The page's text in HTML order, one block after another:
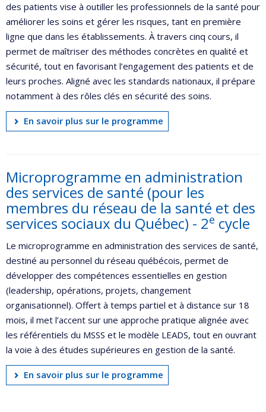
des patients vise à outiller les professionnels de la santé pour
améliorer les soins et gérer les risques, tant en première
ligne que dans les établissements. À travers cinq cours, il
permet de maîtriser des méthodes concrètes en qualité et
sécurité, tout en favorisant l’engagement des patients et de
leurs proches. Aligné avec les standards nationaux, il prépare
notamment à des rôles clés en sécurité des soins.
En savoir plus sur le programme
Microprogramme en administration
des services de santé (pour les
membres du réseau de la santé et des
services sociaux du Québec) - 2e cycle
Le microprogramme en administration des services de santé,
destiné au personnel du réseau québécois, permet de
développer des compétences essentielles en gestion
(leadership, opérations, projets, changement
organisationnel). Offert à temps partiel et à distance sur 18
mois, il met l’accent sur une approche pratique alignée avec
les référentiels du MSSS et le modèle LEADS, tout en ouvrant
la voie à des études supérieures en gestion de la santé.
En savoir plus sur le programme